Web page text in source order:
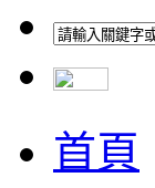
首頁